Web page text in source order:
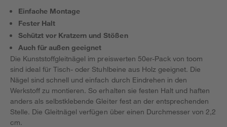
Einfache Montage
Fester Halt
Schützt vor Kratzern und Stößen
Auch für außen geeignet
Die Kunststoffgleitnägel im preiswerten 50er-Pack von toom
sind ideal für Tisch- oder Stuhlbeine aus Holz geeignet. Die
Nägel sind schnell und einfach durch Eindrehen in den
Werkstoff zu montieren. So erhalten sie festen Halt und haften
anders als selbstklebende Gleiter fest an der entsprechenden
Stelle. Die Gleitnägel verfügen über einen Durchmesser von 2,2
cm.